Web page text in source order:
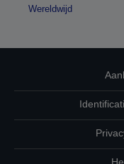
Wereldwijd